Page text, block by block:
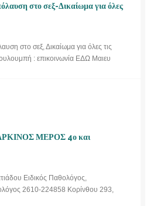
στο σεξ-Δικαίωμα για όλες
στο σεξ, Δικαίωμα για όλες τις
: επικοινωνία ΕΔΩ Μαιευ
ΜΕΡΟΣ 4ο και
Ειδικός Παθολόγος,
2610-224858 Κορίνθου 293,